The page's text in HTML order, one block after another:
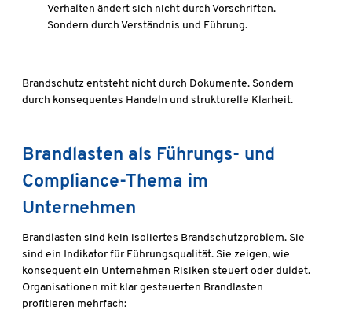
Verhalten ändert sich nicht durch Vorschriften.
Sondern durch Verständnis und Führung.
Brandschutz entsteht nicht durch Dokumente. Sondern
durch konsequentes Handeln und strukturelle Klarheit.
Brandlasten als Führungs- und
Compliance-Thema im
Unternehmen
Brandlasten sind kein isoliertes Brandschutzproblem. Sie
sind ein Indikator für Führungsqualität. Sie zeigen, wie
konsequent ein Unternehmen Risiken steuert oder duldet.
Organisationen mit klar gesteuerten Brandlasten
profitieren mehrfach: